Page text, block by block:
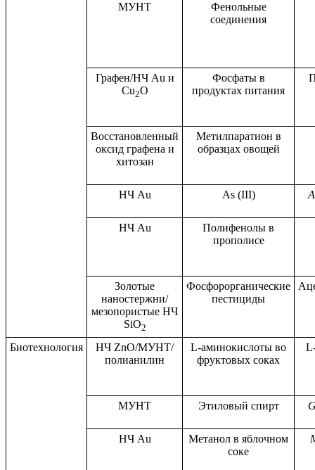
МУНТ
Фенольные
соединения
Графен/НЧ Au и
Cu2O
Фосфаты в
продуктах питания
Восстановленный
оксид графена и
хитозан
Метилпаратион в
образцах овощей
НЧ Au As (III)
НЧ Au
Полифенолы в
прополисе
Золотые
наностержни/
мезопористые НЧ
SiO2
Фосфорорганические
пестициды
Биотехнология
НЧ ZnO/МУНТ/
полианилин
L-аминокислоты во
фруктовых соках
МУНТ Этиловый спирт
НЧ Au
Метанол в яблочном
соке